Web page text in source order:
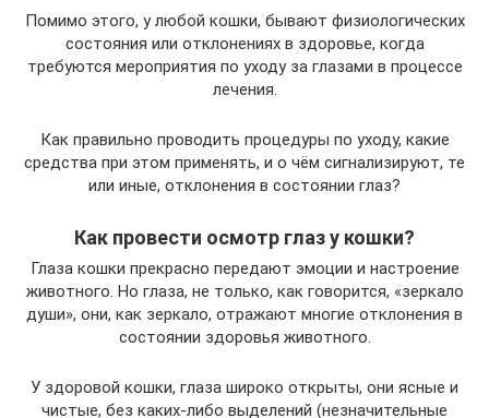
Помимо этого, у любой кошки, бывают физиологических
состояния или отклонениях в здоровье, когда
требуются мероприятия по уходу за глазами в процессе
лечения.
Как правильно проводить процедуры по уходу, какие
средства при этом применять, и о чём сигнализируют, те
или иные, отклонения в состоянии глаз?
Как провести осмотр глаз у кошки?
Глаза кошки прекрасно передают эмоции и настроение
животного. Но глаза, не только, как говорится, «зеркало
души», они, как зеркало, отражают многие отклонения в
состоянии здоровья животного.
У здоровой кошки, глаза широко открыты, они ясные и
чистые, без каких-либо выделений (незначительные